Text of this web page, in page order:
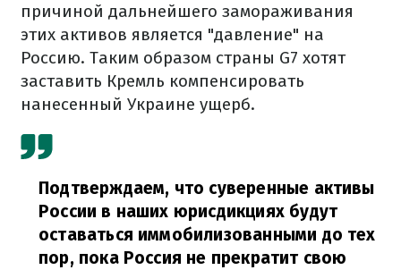
причиной дальнейшего замораживания
этих активов является "давление" на
Россию. Таким образом страны G7 хотят
заставить Кремль компенсировать
нанесенный Украине ущерб.
Подтверждаем, что суверенные активы
России в наших юрисдикциях будут
оставаться иммобилизованными до тех
пор, пока Россия не прекратит свою